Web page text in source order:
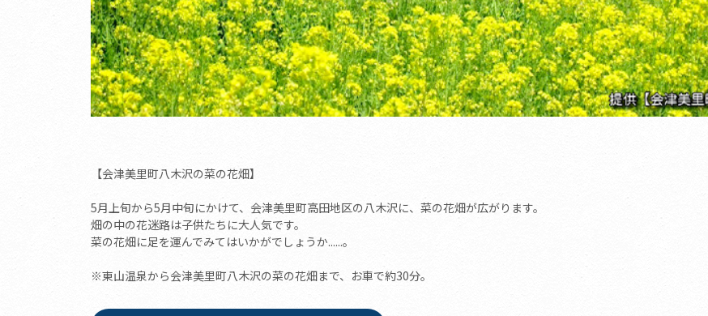
【会津美里町八木沢の菜の花畑】
5月上旬から5月中旬にかけて、会津美里町高田地区の八木沢に、菜の花畑が広がります。
畑の中の花迷路は子供たちに大人気です。
菜の花畑に足を運んでみてはいかがでしょうか......。
※東山温泉から会津美里町八木沢の菜の花畑まで、お車で約30分。